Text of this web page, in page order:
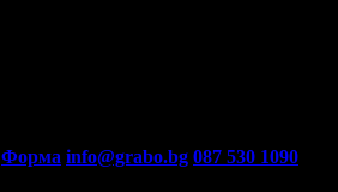
Форма info@grabo.bg 087 530 1090